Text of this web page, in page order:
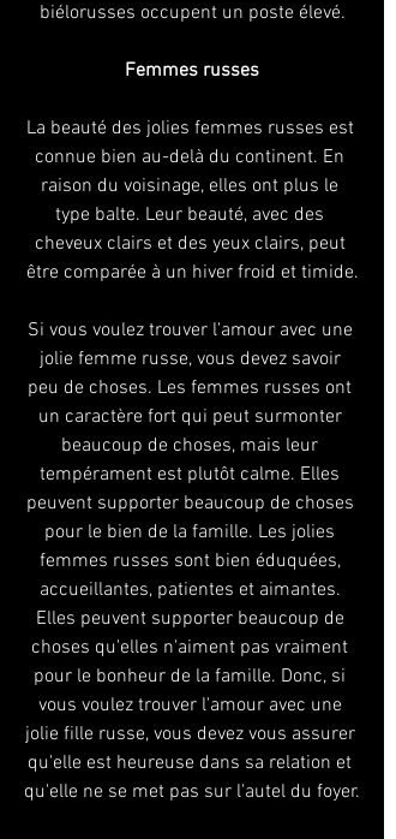
biélorusses occupent un poste élevé.
Femmes russes
La beauté des jolies femmes russes est
connue bien au-delà du continent. En
raison du voisinage, elles ont plus le
type balte. Leur beauté, avec des
cheveux clairs et des yeux clairs, peut
être comparée à un hiver froid et timide.
Si vous voulez trouver l'amour avec une
jolie femme russe, vous devez savoir
peu de choses. Les femmes russes ont
un caractère fort qui peut surmonter
beaucoup de choses, mais leur
tempérament est plutôt calme. Elles
peuvent supporter beaucoup de choses
pour le bien de la famille. Les jolies
femmes russes sont bien éduquées,
accueillantes, patientes et aimantes.
Elles peuvent supporter beaucoup de
choses qu'elles n'aiment pas vraiment
pour le bonheur de la famille. Donc, si
vous voulez trouver l'amour avec une
jolie fille russe, vous devez vous assurer
qu'elle est heureuse dans sa relation et
qu'elle ne se met pas sur l'autel du foyer.